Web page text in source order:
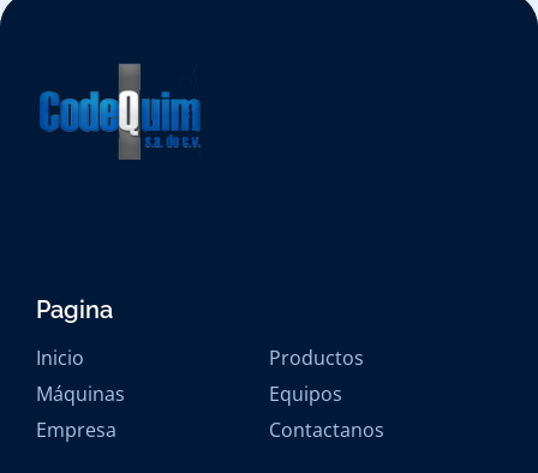
Pagina
Inicio
Productos
Máquinas
Equipos
Empresa
Contactanos